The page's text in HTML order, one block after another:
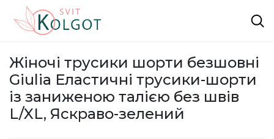
Жіночі трусики шорти безшовні
Giulia Еластичні трусики-шорти
із заниженою талією без швів
L/XL, Яскраво-зелений